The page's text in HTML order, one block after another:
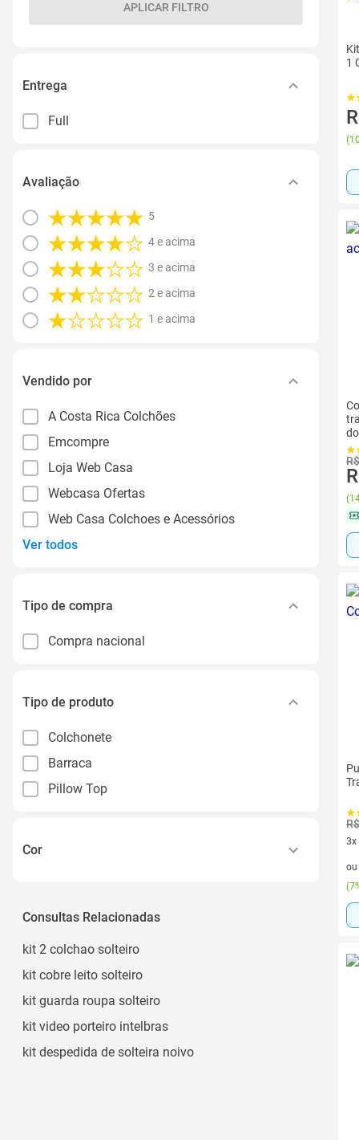
APLICAR FILTRO
Entrega
Full
Avaliação
5
4 e acima
3 e acima
2 e acima
1 e acima
Vendido por
A Costa Rica Colchões
Emcompre
Loja Web Casa
Webcasa Ofertas
Web Casa Colchoes e Acessórios
Ver todos
Tipo de compra
Compra nacional
Tipo de produto
Colchonete
Barraca
Pillow Top
Cor
Azul
Consultas Relacionadas
kit 2 colchao solteiro
kit cobre leito solteiro
kit guarda roupa solteiro
kit video porteiro intelbras
kit despedida de solteira noivo
1
(
(
3x
3
ou
(